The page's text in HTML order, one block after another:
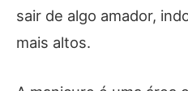
sair de algo amador,
mais altos.